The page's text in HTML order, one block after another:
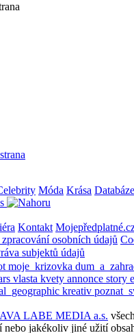
Móda Krása
Kontakt
zpracování osobních údajů
subjektů údajů
moje_krizovka
vlasta kvety annonce story
kreativ
LABE MEDIA a.s.
nebo jakékoliv jiné užití